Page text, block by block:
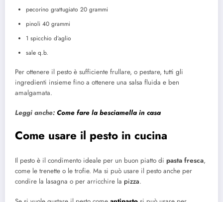
pecorino grattugiato 20 grammi
pinoli 40 grammi
1 spicchio d’aglio
sale q.b.
Per ottenere il pesto è sufficiente frullare, o pestare, tutti gli
ingredienti insieme fino a ottenere una salsa fluida e ben
amalgamata.
Leggi anche: Come fare la besciamella in casa
Come usare il pesto in cucina
Il pesto è il condimento ideale per un buon piatto di pasta fresca,
come le trenette o le trofie. Ma si può usare il pesto anche per
condire la lasagna o per arricchire la pizza.